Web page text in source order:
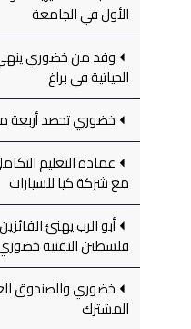
الأول في الجامعة
وفد من خضوري ينهي
الحياتية في براغ
خضوري تحصد أربعة
عمادة التعليم
مع شركة كيا للسيارات
أبو الرب يهنئ
فلسطين التقنية
خضوري والصندوق
المشترك